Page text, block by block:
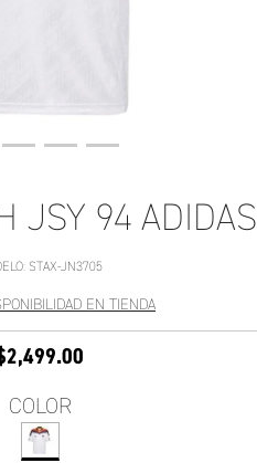
JSY 94 ADIDAS
STAX-JN3705
EN TIENDA
COLOR